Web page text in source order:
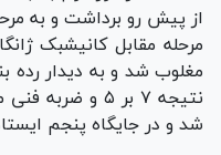
از پیش رو برداشت و به
مغلوب شد و به دیدار رده
نتیجه ۷ بر ۵ و
شد و در جایگاه پنجم